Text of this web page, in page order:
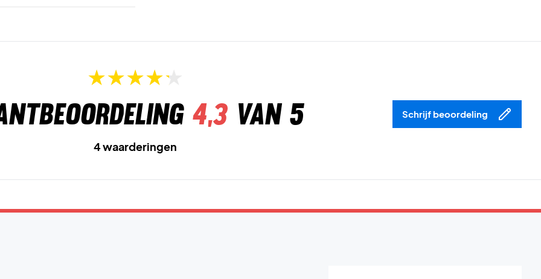
4,3van 5 Schrijf beoordeling
4 waarderingen